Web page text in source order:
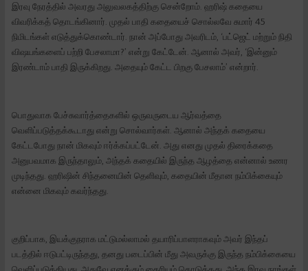
இரவு நேரத்தில் அவரது அலுவலகத்திற்கு சென்றோம். ஹரிஷ் கதையை
விவரிக்கத் தொடங்கினார். முதல் பாதி கதையைச் சொல்லவே சுமார் 45
நிமிடங்கள் எடுத்துக்கொண்டார். நான் அப்போது அவரிடம், ‘பட்ஜெட் மற்றும் நிதி
விஷயங்களைப் பற்றி பேசலாமா?’ என்று கேட்டேன். ஆனால் அவர், ‘இன்னும்
இரண்டாம் பாதி இருக்கிறது. அதையும் கேட்ட பிறகு பேசலாம்’ என்றார்.
பொதுவாக பேச்சுவார்த்தைகளில் ஒருவருடைய ஆர்வத்தை
வெளிப்படுத்தக்கூடாது என்று சொல்வார்கள். ஆனால் அந்தக் கதையை
கேட்டபோது நான் மிகவும் ஈர்க்கப்பட்டேன். அது எனது முதல் திரைக்கதை
அனுபவமாக இருந்தாலும், அந்தக் கதையில் இருந்த ஆழத்தை என்னால் உணர
முடிந்தது. ஹரிஷின் சிந்தனையின் தெளிவும், கதையின் மீதான நம்பிக்கையும்
என்னை மிகவும் கவர்ந்தது.
குறிப்பாக, இயக்குநராக மட்டுமல்லாமல் தயாரிப்பாளராகவும் அவர் இந்தப்
படத்தில் ஈடுபட்டிருந்தது, தனது படைப்பின் மீது அவருக்கு இருந்த நம்பிக்கையை